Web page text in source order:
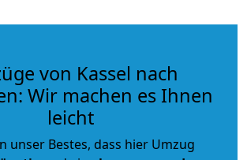
von Kassel nach
Wir machen es Ihnen
leicht
unser Bestes, dass hier Umzug